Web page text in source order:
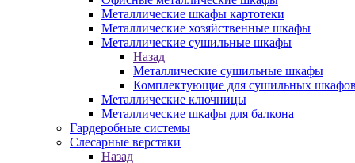
Металлические шкафы картотеки
Металлические хозяйственные шкафы
Металлические сушильные шкафы
Назад
Металлические сушильные шкафы
Комплектующие для сушильных шкафов
Металлические ключницы
Металлические шкафы для балкона
Гардеробные системы
Слесарные верстаки
Назад